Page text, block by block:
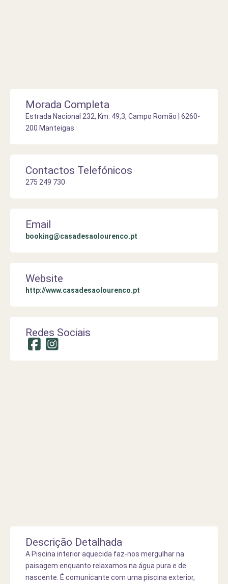
Morada Completa
Estrada Nacional 232, Km. 49,3, Campo Romão | 6260-
200 Manteigas
Contactos Telefónicos
275 249 730
Email
booking@casadesaolourenco.pt
Website
http://www.casadesaolourenco.pt
Redes Sociais
Descrição Detalhada
A Piscina interior aquecida faz-nos mergulhar na
paisagem enquanto relaxamos na água pura e de
nascente. É comunicante com uma piscina exterior,